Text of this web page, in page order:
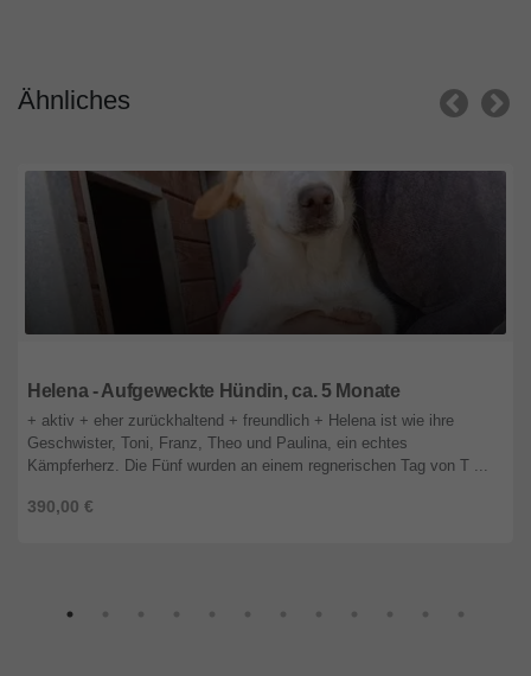
Ähnliches
Helena - Aufgeweckte Hündin, ca. 5 Monate
390,00 €
+ aktiv + eher zurückhaltend + freundlich + Helena ist wie ihre
Geschwister, Toni, Franz, Theo und Paulina, ein echtes
Kämpferherz. Die Fünf wurden an einem regnerischen Tag von T ...